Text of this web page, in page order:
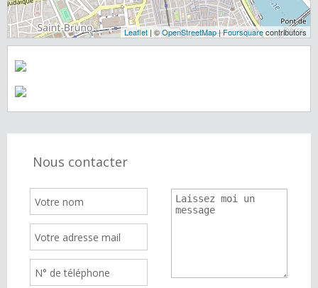
Leaflet| ©OpenStreetMap|Foursquarecontributors
Nous contacter